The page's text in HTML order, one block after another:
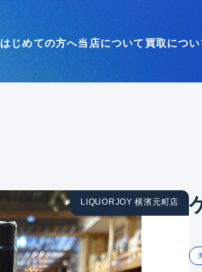
はじめての方へ当店について 買取につい
LIQUORJOY 横濱元町店